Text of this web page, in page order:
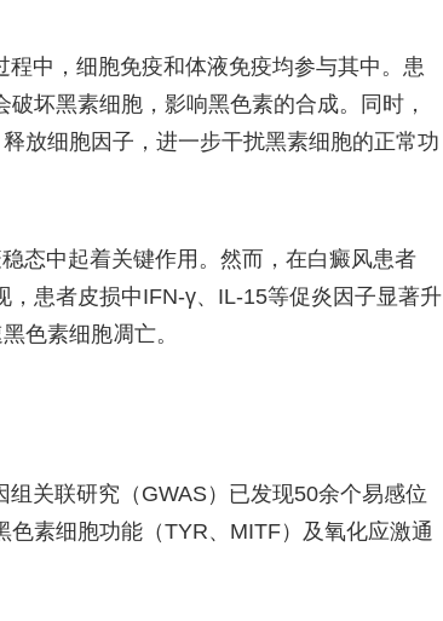
中，细胞免疫和体液免疫均参与其中。患
坏黑素细胞，影响黑色素的合成。同时，
放细胞因子，进一步干扰黑素细胞的正常功
态中起着关键作用。然而，在白癜风患者
患者皮损中IFN-γ、IL-15等促炎因子显著升
色素细胞凋亡。
关联研究（GWAS）已发现50余个易感位
素细胞功能（TYR、MITF）及氧化应激通